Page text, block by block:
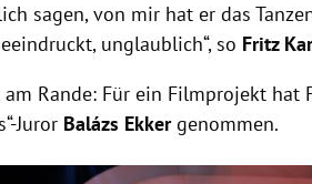
sagen, von mir hat er das
unglaublich“, so Fritz
Rande: Für ein Filmprojekt hat
Juror Balázs Ekkergenommen.